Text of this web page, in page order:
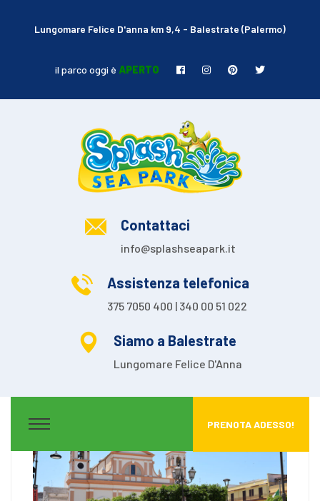
Lungomare Felice D'anna km 9,4 - Balestrate (Palermo)
il parco oggi è APERTO
Contattaci
info@splashseapark.it
Assistenza telefonica
375 7050 400 | 340 00 51 022
Siamo a Balestrate
Lungomare Felice D'Anna
PRENOTA ADESSO!